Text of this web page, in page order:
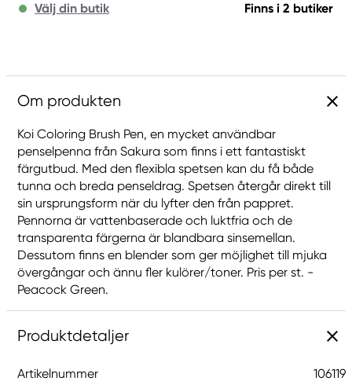
Välj din butik Finns i 2 butiker
Om produkten
Koi Coloring Brush Pen, en mycket användbar
penselpenna från Sakura som finns i ett fantastiskt
färgutbud. Med den flexibla spetsen kan du få både
tunna och breda penseldrag. Spetsen återgår direkt till
sin ursprungsform när du lyfter den från pappret.
Pennorna är vattenbaserade och luktfria och de
transparenta färgerna är blandbara sinsemellan.
Dessutom finns en blender som ger möjlighet till mjuka
övergångar och ännu fler kulörer/toner. Pris per st. -
Peacock Green.
Produktdetaljer
Artikelnummer
106119